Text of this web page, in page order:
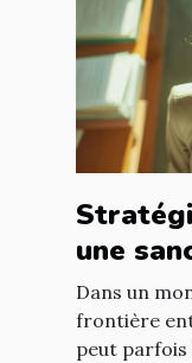
une
Dans un
frontière
peut parfois